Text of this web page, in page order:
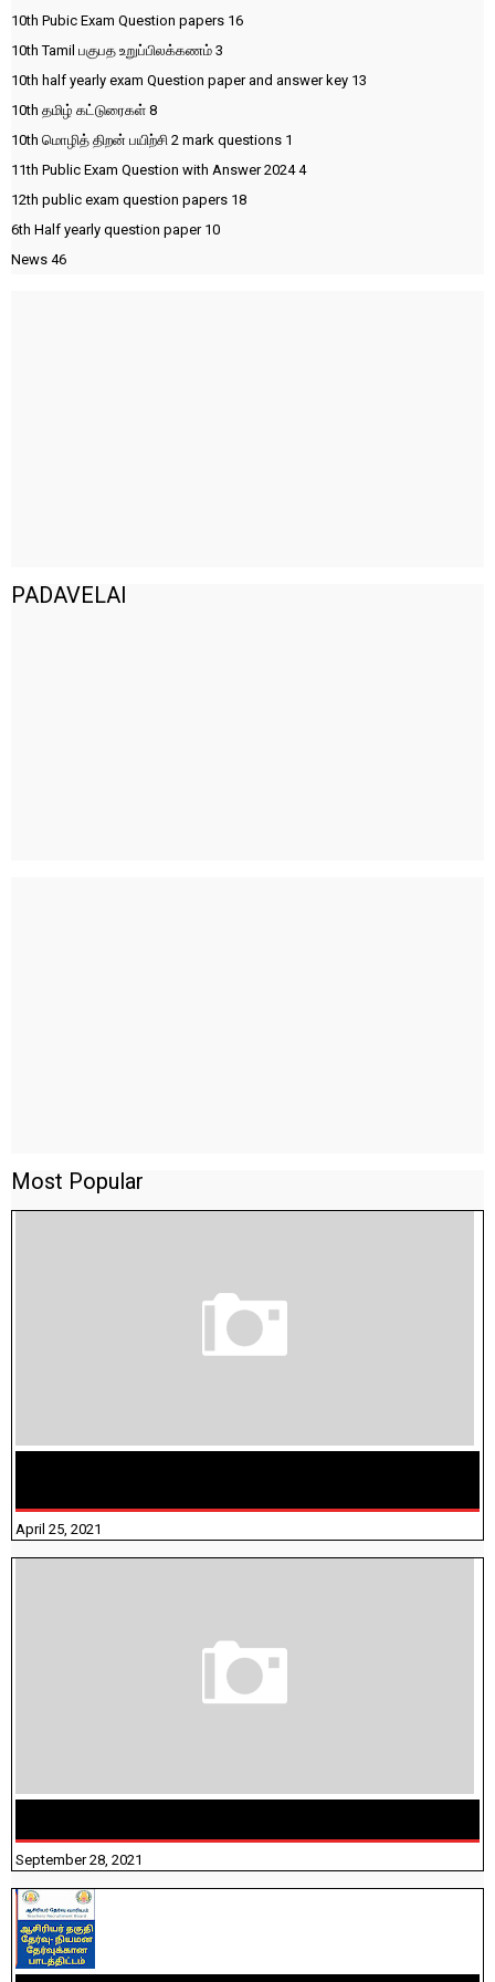
10th Pubic Exam Question papers 16
10th Tamil பகுபத உறுப்பிலக்கணம் 3
10th half yearly exam Question paper and answer key 13
10th தமிழ் கட்டுரைகள் 8
10th மொழித் திறன் பயிற்சி 2 mark questions 1
11th Public Exam Question with Answer 20244
12th public exam question papers 18
6th Half yearly question paper 10
News 46
PADAVELAI
Most Popular
April 25, 2021
September 28, 2021